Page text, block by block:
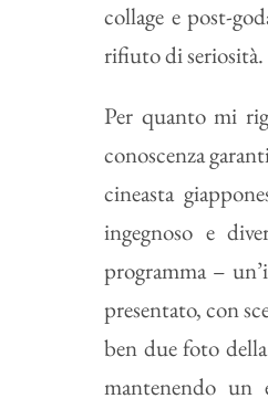
collage e post-
rifiuto di seriosità.
Per quanto mi
conoscenza
cineasta
ingegnoso e
programma –
presentato, con
ben due foto
mantenendo un